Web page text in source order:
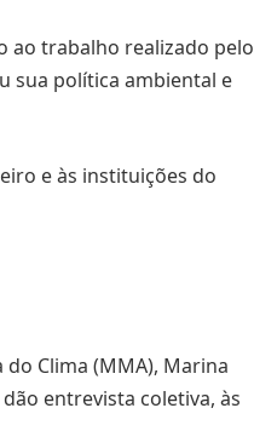
ao trabalho realizado pelo
sua política ambiental e
e às instituições do